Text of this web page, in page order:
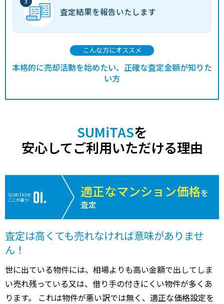
査定結果を報告いたします
こんな方にオススメ
本格的に売却活動を始めたい、正確な査定金額が知りた
い方
SUMiTASを
安心してご利用いただける理由
SUMiTASの
ここが違う!
適正なマンション価格を
査定
査定は高くても売れなければ意味がありませ
ん！
世に出ている物件には、相場よりも高い金額で出してしま
い売れ残っている又は、借り手の付きにくい物件が多くあ
ります。 これは物件が悪い訳では無く、適正な価格設定を